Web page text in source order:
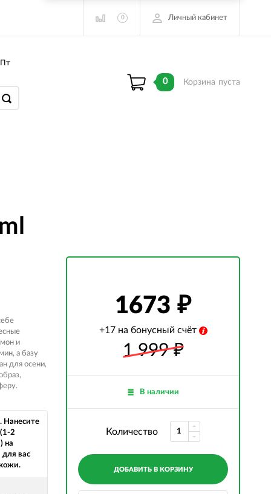
0 Личный кабинет
Пт
0 Корзина пуста
и
а базу
для осени,
Нанесите
2
на
вас
1673
+17 на бонусный счёт
1 999₽
В наличии
Количество
ДОБАВИТЬ В КОРЗИНУ